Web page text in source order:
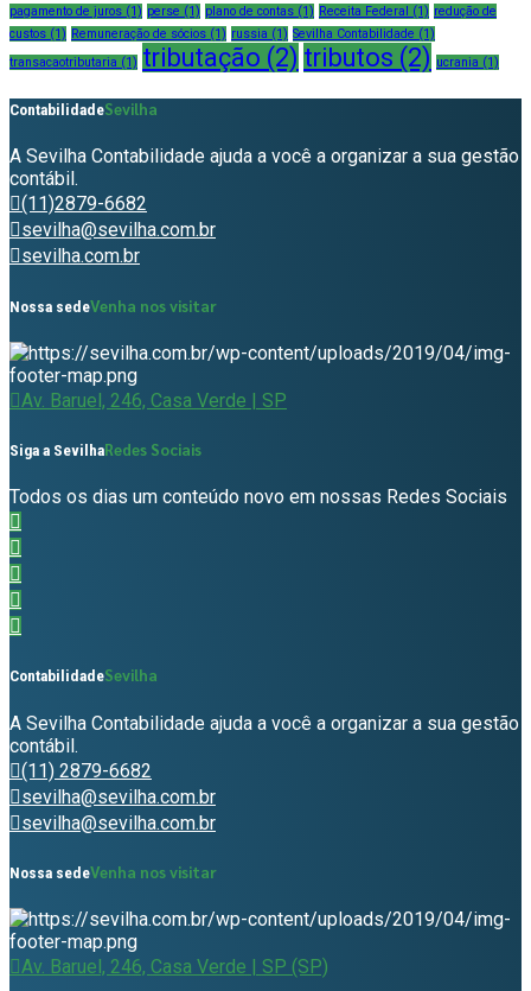
pagamento de juros (1) perse (1) plano de contas (1) Receita Federal (1) redução de
custos (1) Remuneração de sócios (1) russia (1) Sevilha Contabilidade (1)
transacaotributaria (1) tributação (2) tributos (2) ucrania (1)
ContabilidadeSevilha
A Sevilha Contabilidade ajuda a você a organizar a sua gestão
contábil.
(11)2879-6682
sevilha@sevilha.com.br
sevilha.com.br
Nossa sedeVenha nos visitar
Av. Baruel, 246, Casa Verde | SP
Siga a SevilhaRedes Sociais
Todos os dias um conteúdo novo em nossas Redes Sociais
ContabilidadeSevilha
A Sevilha Contabilidade ajuda a você a organizar a sua gestão
contábil.
(11) 2879-6682
sevilha@sevilha.com.br
sevilha@sevilha.com.br
Nossa sedeVenha nos visitar
Av. Baruel, 246, Casa Verde | SP (SP)